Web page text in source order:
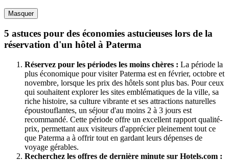
Masquer
5 astuces pour des économies astucieuses lors de la
réservation d'un hôtel à Paterma
Réservez pour les périodes les moins chères : La période la
plus économique pour visiter Paterma est en février, octobre et
novembre, lorsque les prix des hôtels sont plus bas. Pour ceux
qui souhaitent explorer les sites emblématiques de la ville, sa
riche histoire, sa culture vibrante et ses attractions naturelles
époustouflantes, un séjour d'au moins 2 à 3 jours est
recommandé. Cette période offre un excellent rapport qualité-
prix, permettant aux visiteurs d'apprécier pleinement tout ce
que Paterma a à offrir tout en gardant leurs dépenses de
voyage gérables.
Recherchez les offres de dernière minute sur Hotels.com :